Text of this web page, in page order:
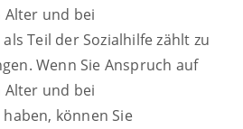
und bei
Teil der Sozialhilfe zählt zu
Wenn Sie Anspruch auf
und bei
können Sie